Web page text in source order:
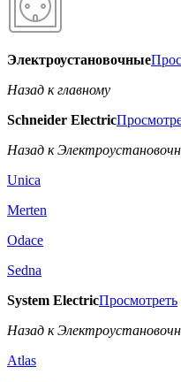
Электроустановочные
Назад к главному
Schneider Electric
Назад к
Unica
Merten
Odace
Sedna
System ElectricПросмотреть
Назад к
Atlas